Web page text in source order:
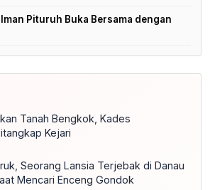
Pituruh Buka Bersama dengan
Tanah Bengkok, Kades
Kejari
Seorang Lansia Terjebak di Danau
Mencari Enceng Gondok